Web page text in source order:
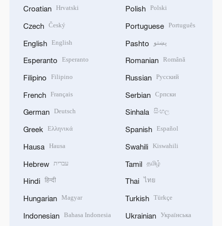
Croatian Hrvatski
Czech Český
English English
Esperanto Esperanto
Filipino Filipino
French Français
German Deutsch
Greek Ελληνικά
Hausa Hausa
Hebrew עברית
Hindi हिन्दी
Hungarian Magyar
Indonesian Bahasa Indonesia
Polish Polski
Portuguese Português
Pashto پښتو
Romanian Română
Russian Русский
Serbian Српски
Sinhala සිංහල
Spanish Español
Swahili Kiswahili
Tamil தமிழ்
Thai ไทย
Turkish Türkçe
Ukrainian Українська